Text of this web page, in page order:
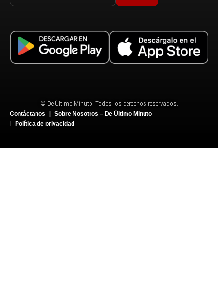
© De Último Minuto. Todos los derechos reservados.
Contáctanos
Sobre Nosotros – De Último Minuto
Política de privacidad